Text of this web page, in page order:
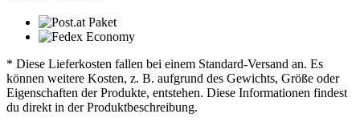
* Diese Lieferkosten fallen bei einem Standard-Versand an. Es
können weitere Kosten, z. B. aufgrund des Gewichts, Größe oder
Eigenschaften der Produkte, entstehen. Diese Informationen findest
du direkt in der Produktbeschreibung.